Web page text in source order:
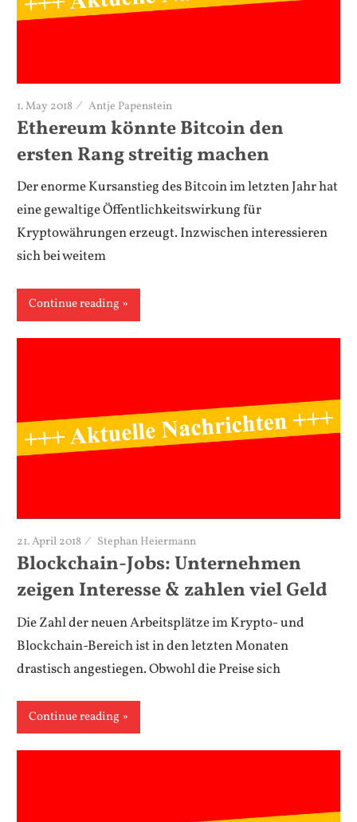
1. May 2018 Antje Papenstein
Ethereum könnte Bitcoin den
ersten Rang streitig machen
Der enorme Kursanstieg des Bitcoin im letzten Jahr hat
eine gewaltige Öffentlichkeitswirkung für
Kryptowährungen erzeugt. Inzwischen interessieren
sich bei weitem
Continue reading
21. April 2018 Stephan Heiermann
Blockchain-Jobs: Unternehmen
zeigen Interesse & zahlen viel Geld
Die Zahl der neuen Arbeitsplätze im Krypto- und
Blockchain-Bereich ist in den letzten Monaten
drastisch angestiegen. Obwohl die Preise sich
Continue reading